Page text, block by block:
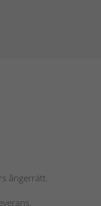
ångerrätt.